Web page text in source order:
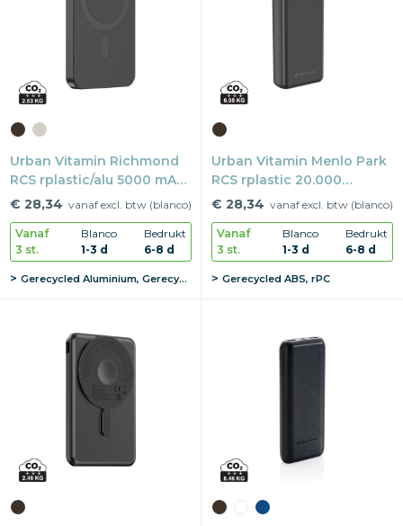
Urban Vitamin Richmond
RCS rplastic/alu 5000 mAh
powerbank
€ 28,34 vanaf excl. btw (blanco)
Vanaf
3 st.
Blanco
1-3 d
Bedrukt
6-8 d
Gerecycled Aluminium, Gerecycled ABS
Urban Vitamin Menlo Park
RCS rplastic 20.000
20WPD powerbank
€ 28,34 vanaf excl. btw (blanco)
Vanaf
3 st.
Blanco
1-3 d
Bedrukt
6-8 d
Gerecycled ABS, rPC